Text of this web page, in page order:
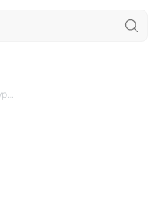
Ноутбук Apple MacBook Pro 16" с нанотекстурой (M4 Max 16-Core, GPU 40-Core, 64GB, 4TB) Space BLack (кастомный)